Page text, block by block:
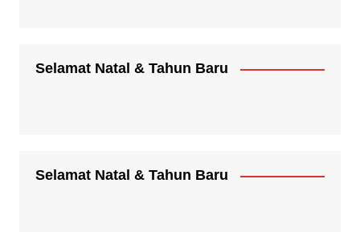
Selamat Natal & Tahun Baru
Selamat Natal & Tahun Baru